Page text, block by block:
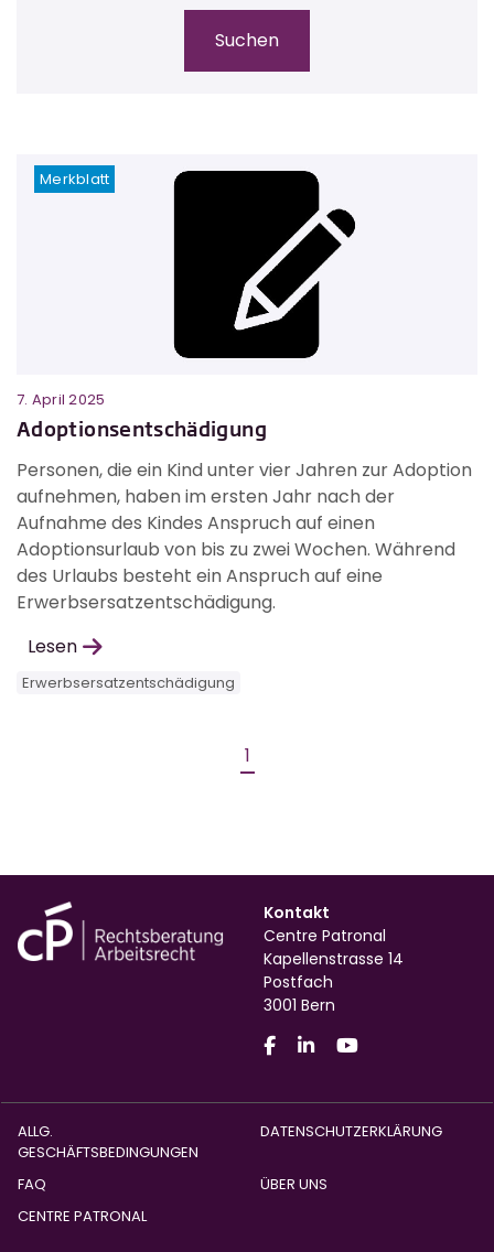
Merkblatt
7. April 2025
Adoptionsentschädigung
Personen, die ein Kind unter vier Jahren zur Adoption
aufnehmen, haben im ersten Jahr nach der
Aufnahme des Kindes Anspruch auf einen
Adoptionsurlaub von bis zu zwei Wochen. Während
des Urlaubs besteht ein Anspruch auf eine
Erwerbsersatzentschädigung.
Lesen
Erwerbsersatzentschädigung
1
Kontakt
Centre Patronal
Kapellenstrasse 14
Postfach
3001 Bern
ALLG.
GESCHÄFTSBEDINGUNGEN
DATENSCHUTZERKLÄRUNG
FAQ
ÜBER UNS
CENTRE PATRONAL